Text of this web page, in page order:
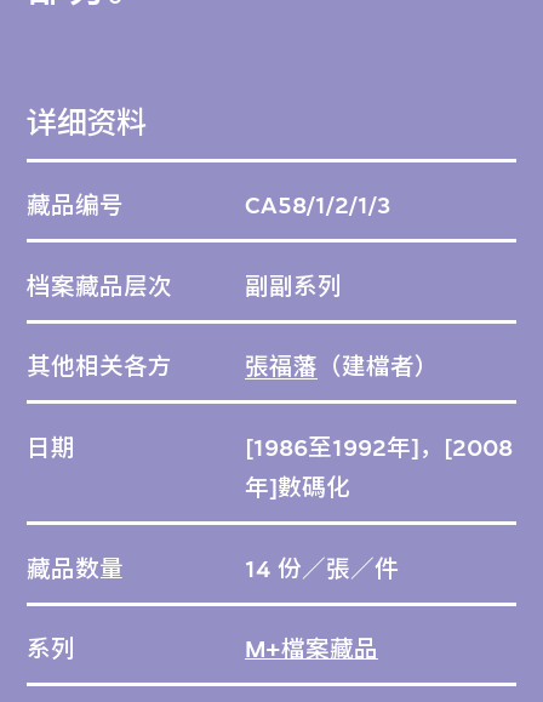
详细资料
藏品编号 CA58/1/2/1/3
档案藏品层次 副副系列
其他相关各方 張福藩 （建檔者）
日期
[1986至1992年]，[2008
年]數碼化
藏品数量 14 份／張／件
系列 M+檔案藏品